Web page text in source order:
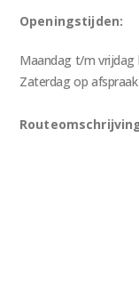
Openingstijden:
Maandag t/m
Zaterdag op